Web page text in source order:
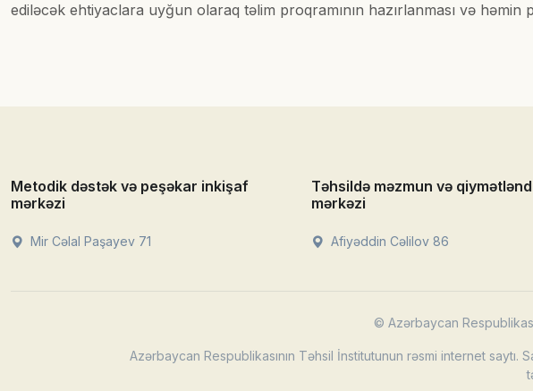
ediləcək ehtiyaclara uyğun olaraq təlim proqramının hazırlanması və həmin
Metodik dəstək və peşəkar inkişaf
mərkəzi
Mir Cəlal Paşayev 71
Təhsildə məzmun və
mərkəzi
Afiyəddin Cəlilov 86
© Azərbaycan
Azərbaycan Respublikasının Təhsil İnstitutunun rəsmi internet